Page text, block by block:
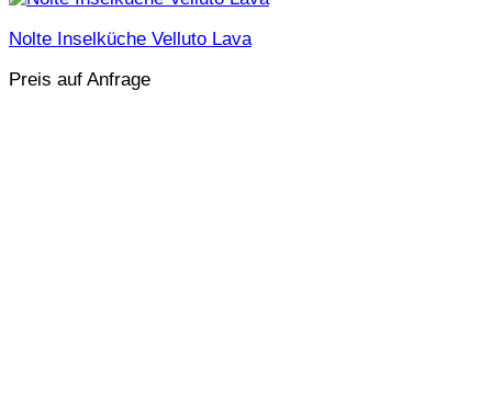
Nolte Inselküche Velluto Lava
Preis auf Anfrage